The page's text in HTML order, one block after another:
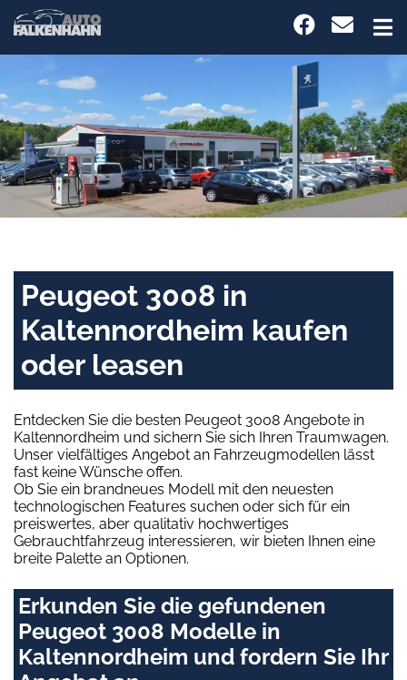
Peugeot 3008 in
Kaltennordheim kaufen
oder leasen
Entdecken Sie die besten Peugeot 3008 Angebote in
Kaltennordheim und sichern Sie sich Ihren Traumwagen.
Unser vielfältiges Angebot an Fahrzeugmodellen lässt
fast keine Wünsche offen.
Ob Sie ein brandneues Modell mit den neuesten
technologischen Features suchen oder sich für ein
preiswertes, aber qualitativ hochwertiges
Gebrauchtfahrzeug interessieren, wir bieten Ihnen eine
breite Palette an Optionen.
Erkunden Sie die gefundenen
Peugeot 3008 Modelle in
Kaltennordheim und fordern Sie Ihr